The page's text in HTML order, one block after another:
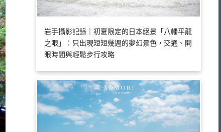
岩手攝影記錄｜初夏限定的日本絕景「八幡平龍
之眼」：只出現短短幾週的夢幻景色，交通、開
眼時間與輕鬆步行攻略